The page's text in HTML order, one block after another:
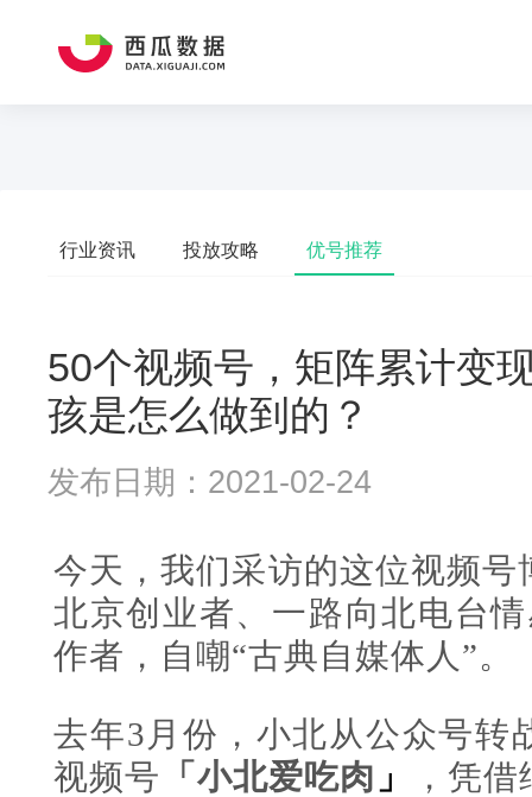
行业资讯 投放攻略 优号推荐
50个视频号，矩阵累计变
孩是怎么做到的？
发布日期：2021-02-24
今天，我们采访的这位视频
北京创业者、一路向北电台
作者，自嘲“古典自媒体人”。
去年3月份，小北从公众号转
视频号 「小北爱吃肉 」
，凭